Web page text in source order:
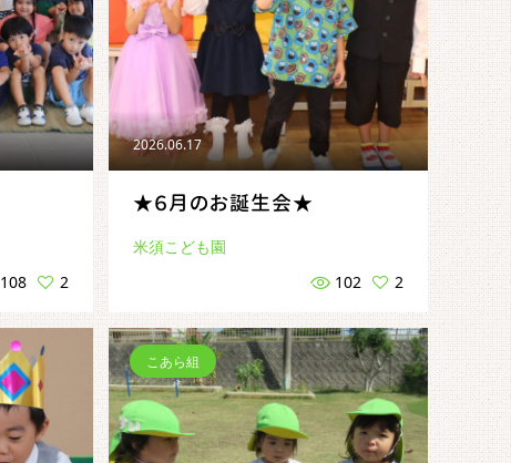
108
2
2026.06.17
★６月のお誕生会★
米須こども園
102
2
こあら組